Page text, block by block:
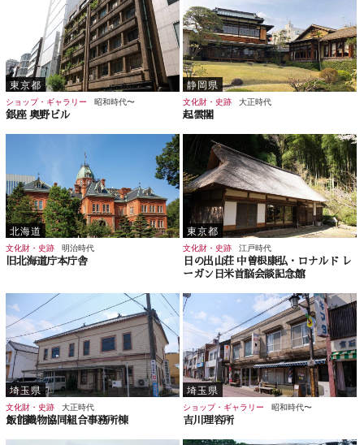
東京都
ショップ・ギャラリー 昭和時代〜
銀座 奥野ビル
静岡県
文化財・史跡 大正時代
起雲閣
北海道
文化財・史跡 明治時代
旧北海道庁本庁舎
東京都
文化財・史跡 江戸時代
日の出山荘 中曽根康弘・ロナルド レ
ーガン日米首脳会談記念館
埼玉県
文化財・史跡 大正時代
飯能織物協同組合事務所棟
埼玉県
ショップ・ギャラリー 昭和時代〜
吉川理容所